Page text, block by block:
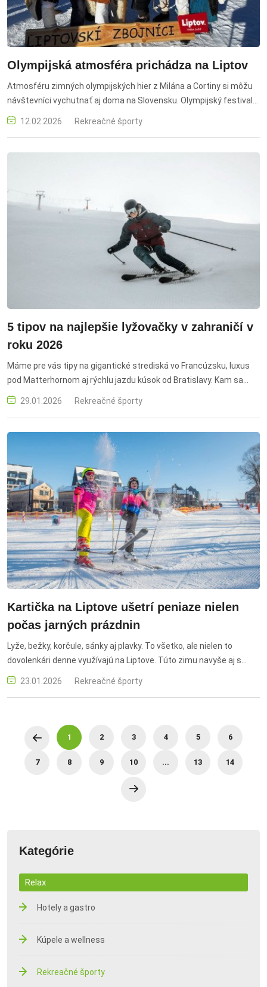
Olympijská atmosféra prichádza na Liptov
Atmosféru zimných olympijských hier z Milána a Cortiny si môžu
návštevníci vychutnať aj doma na Slovensku. Olympijský festival
prinesie od 12. do 15. februára 2026 jedinečné športové a kultúrne
podujatie priamo na Liptov. Na štyri dni sa lyžiarskej stredisko
12.02.2026 Rekreačné športy
5 tipov na najlepšie lyžovačky v zahraničí v
roku 2026
Máme pre vás tipy na gigantické strediská vo Francúzsku, luxus
pod Matterhornom aj rýchlu jazdu kúsok od Bratislavy. Kam sa
oplatí vyraziť za snehom a prečo na svahu neriskovať bez
poistenia? Pripravte si lyže, táto sezóna stojí za to. Les 3 Vallées,
Paradise, Švajčiarsko, Taliansko, Ski Arlberg, St Anton, Lech, Zürs,
Stuhleck, Rakúsko, Chamonix, Mont Blanc, lyžovačky, zahraničné
lyžovanie, zjazdovky, freeride, vysokohorské lyžovanie, sneh,
poistenie, skipasy, lavínová výbava, horský vodca, bezpečnosť,
600 km tratí, 300 km tratí
29.01.2026 Rekreačné športy
Kartička na Liptove ušetrí peniaze nielen
počas jarných prázdnin
Lyže, bežky, korčule, sánky aj plavky. To všetko, ale nielen to
dovolenkári denne využívajú na Liptove. Túto zimu navyše aj s
poriadnou dávkou zliav. Návštevníkom je k dispozícii Liptov Region
Card. Jarné prázdniny klopú na dvere a zľavová kartička je cesta
23.01.2026 Rekreačné športy
1 2 3 4 5 6
7 8 9 10 ... 13 14
Kategórie
Relax
Hotely a gastro
Kúpele a wellness
Rekreačné športy